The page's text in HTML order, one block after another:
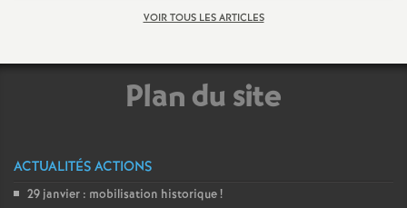
t
VOIR TOUS LES ARTICLES
Plan du site
ACTUALITÉS ACTIONS
29 janvier : mobilisation historique!